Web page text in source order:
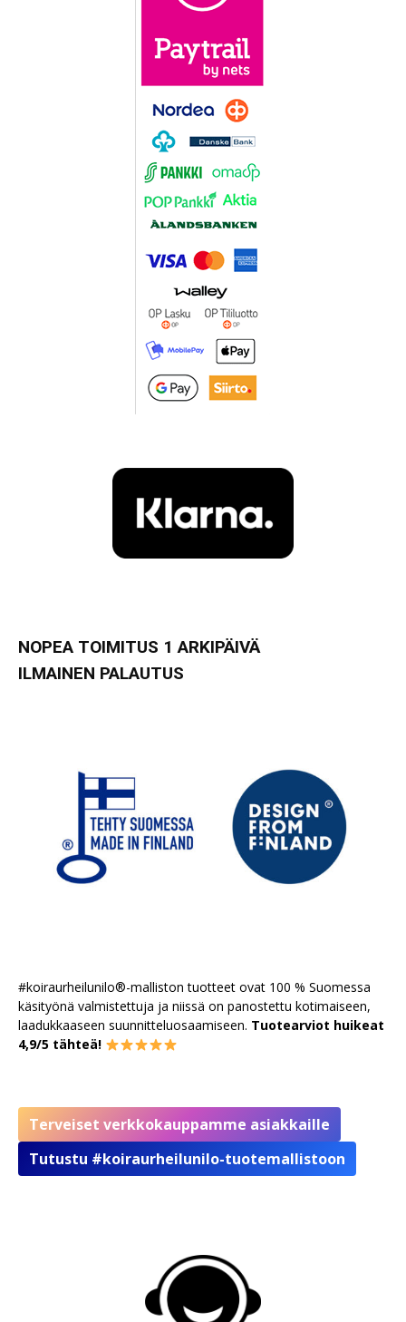
NOPEA TOIMITUS 1 ARKIPÄIVÄ
ILMAINEN PALAUTUS
#koiraurheilunilo®-malliston tuotteet ovat 100 % Suomessa
käsityönä valmistettuja ja niissä on panostettu kotimaiseen,
laadukkaaseen suunnitteluosaamiseen. Tuotearviot huikeat
4,9/5 tähteä!
Terveiset verkkokauppamme asiakkaille
Tutustu #koiraurheilunilo-tuotemallistoon